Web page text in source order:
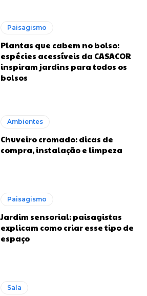
Paisagismo
Plantas que cabem no bolso:
espécies acessíveis da CASACOR
inspiram jardins para todos os
bolsos
Ambientes
Chuveiro cromado: dicas de
compra, instalação e limpeza
Paisagismo
Jardim sensorial: paisagistas
explicam como criar esse tipo de
espaço
Sala